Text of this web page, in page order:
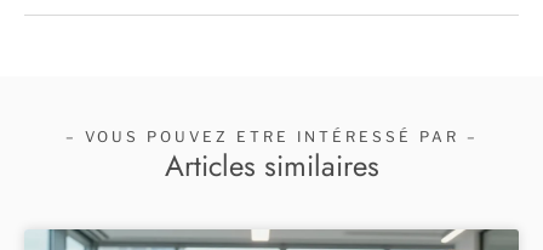
– VOUS POUVEZ ETRE INTÉRESSÉ PAR –
Articles similaires